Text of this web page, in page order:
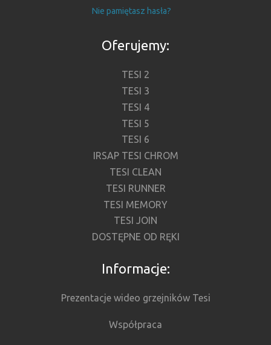
Nie pamiętasz hasła?
Oferujemy:
TESI 2
TESI 3
TESI 4
TESI 5
TESI 6
IRSAP TESI CHROM
TESI CLEAN
TESI RUNNER
TESI MEMORY
TESI JOIN
DOSTĘPNE OD RĘKI
Informacje:
Prezentacje wideo grzejników Tesi
Współpraca